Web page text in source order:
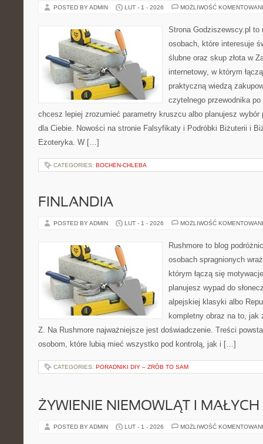
POSTED BY ADMIN LUT - 1 - 2026 MOŻLIWOŚĆ
Strona Godziszewscy.pl
osobach, które interesuje
ślubne oraz skup złota w
internetowy, w którym
praktyczną wiedzą
czytelnego przewodnika
chcesz lepiej zrozumieć parametry kruszcu albo planujesz
dla Ciebie. Nowości na stronie Falsyfikaty i Podróbki Biżuterii i
Ezoteryka. W […]
CATEGORIES: BOCHEN-CHLEBA
FINLANDIA
POSTED BY ADMIN LUT - 1 - 2026 MOŻLIWOŚĆ
Rushmore to blog
osobach spragnionych
którym łączą się
planujesz wypad do
alpejskiej klasyki albo
kompletny obraz na to, jak
Z. Na Rushmore najważniejsze jest doświadczenie. Treści
osobom, które lubią mieć wszystko pod kontrolą, jak i […]
CATEGORIES: PORADNIKI DIY – ZRÓB TO SAM
ŻYWIENIE NIEMOWLĄT I MAŁYCH
POSTED BY ADMIN LUT - 1 - 2026 MOŻLIWOŚĆ